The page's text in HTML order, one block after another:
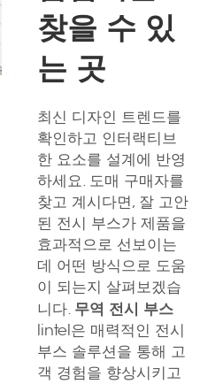
찾을 수 있
는 곳
최신 디자인 트렌드를
확인하고 인터랙티브
한 요소를 설계에 반영
하세요. 도매 구매자를
찾고 계시다면, 잘 고안
된 전시 부스가 제품을
효과적으로 선보이는
데 어떤 방식으로 도움
이 되는지 살펴보겠습
니다. 무역 전시 부스
lintel은 매력적인 전시
부스 솔루션을 통해 고
객 경험을 향상시키고